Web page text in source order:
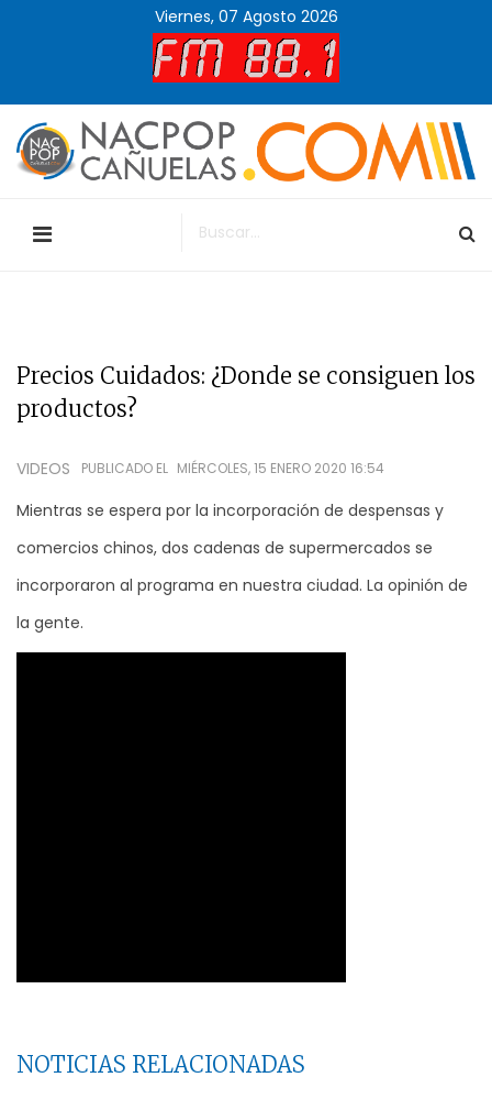
Viernes, 07 Agosto 2026
Precios Cuidados: ¿Donde se consiguen los
productos?
VIDEOS PUBLICADO EL MIÉRCOLES, 15 ENERO 2020 16:54
Mientras se espera por la incorporación de despensas y
comercios chinos, dos cadenas de supermercados se
incorporaron al programa en nuestra ciudad. La opinión de
la gente.
NOTICIAS RELACIONADAS